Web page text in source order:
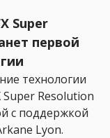
Super
первой
технологии
Super Resolution
с поддержкой
Lyon.